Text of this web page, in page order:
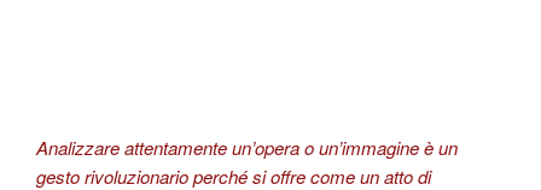
Analizzare attentamente un’opera o un’immagine è un
gesto rivoluzionario perché si offre come un atto di